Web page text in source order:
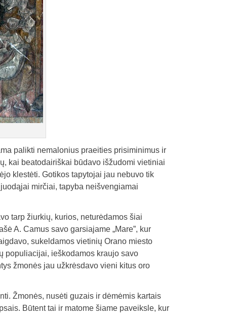
palikti nemalonius praeities prisiminimus ir
kai beatodairiškai būdavo išžudomi vietiniai
klestėti. Gotikos tapytojai jau nebuvo tik
mirčiai, tapyba neišvengiamai
tarp žiurkių, kurios, neturėdamos šiai
A. Camus savo garsiajame „Mare”, kur
sukeldamos vietinių Orano miesto
populiacijai, ieškodamos kraujo savo
žmonės jau užkrėsdavo vieni kitus oro
Žmonės, nusėti guzais ir dėmėmis kartais
Būtent tai ir matome šiame paveiksle, kur